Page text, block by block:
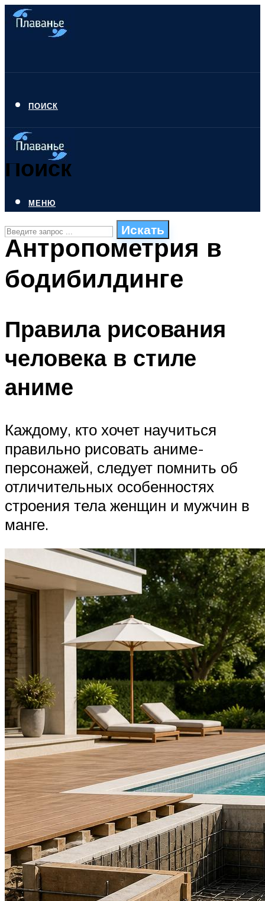
ПОИСК
Поиск
Искать
СТИЛИ ПЛАВАНЬЯ
ПЛАВАНЬЕ ДЛЯ ДЕТЕЙ
ОЧИСТКА БАССЕЙНОВ
МЕНЮ
Антропометрия в
бодибилдинге
Правила рисования
человека в стиле
аниме
Каждому, кто хочет научиться
правильно рисовать аниме-
персонажей, следует помнить об
отличительных особенностях
строения тела женщин и мужчин в
манге.